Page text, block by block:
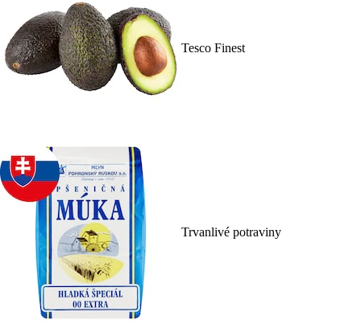
Tesco Finest
Trvanlivé potraviny